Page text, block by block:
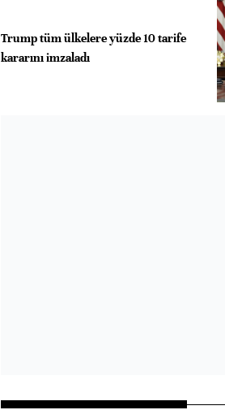
Trump tüm ülkelere yüzde 10 tarife
kararını imzaladı